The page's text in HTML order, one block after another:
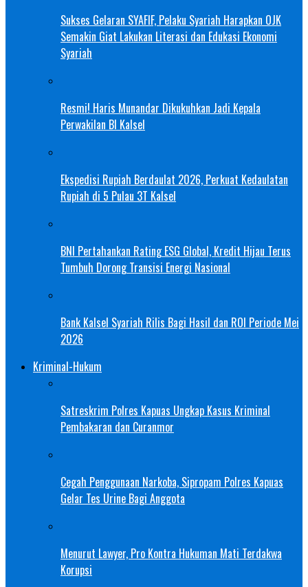
Sukses Gelaran SYAFIF, Pelaku Syariah Harapkan OJK
Semakin Giat Lakukan Literasi dan Edukasi Ekonomi
Syariah
Resmi! Haris Munandar Dikukuhkan Jadi Kepala
Perwakilan BI Kalsel
Ekspedisi Rupiah Berdaulat 2026, Perkuat Kedaulatan
Rupiah di 5 Pulau 3T Kalsel
BNI Pertahankan Rating ESG Global, Kredit Hijau Terus
Tumbuh Dorong Transisi Energi Nasional
Bank Kalsel Syariah Rilis Bagi Hasil dan ROI Periode Mei
2026
Kriminal-Hukum
Satreskrim Polres Kapuas Ungkap Kasus Kriminal
Pembakaran dan Curanmor
Cegah Penggunaan Narkoba, Sipropam Polres Kapuas
Gelar Tes Urine Bagi Anggota
Menurut Lawyer, Pro Kontra Hukuman Mati Terdakwa
Korupsi